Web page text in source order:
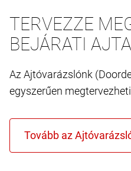
TERVEZZE
BEJÁRATI
Az Ajtóvarázslónk
egyszerűen